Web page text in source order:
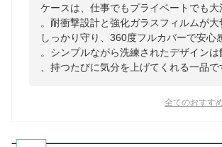
ケースは、仕事でもプライベートでも大
。耐衝撃設計と強化ガラスフィルムが大
しっかり守り、360度フルカバーで安心
。シンプルながら洗練されたデザイン
、持つたびに気分を上げてくれる一品で
全てのおすす